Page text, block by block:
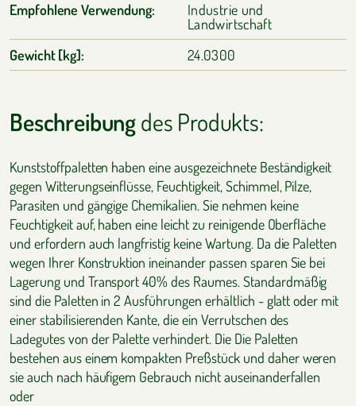
Empfohlene Verwendung:
Industrie und
Landwirtschaft
Gewicht [kg]:
24.0300
Beschreibungdes Produkts:
Kunststoffpaletten haben eine ausgezeichnete Beständigkeit
gegen Witterungseinflüsse, Feuchtigkeit, Schimmel, Pilze,
Parasiten und gängige Chemikalien. Sie nehmen keine
Feuchtigkeit auf, haben eine leicht zu reinigende Oberfläche
und erfordern auch langfristig keine Wartung. Da die Paletten
wegen Ihrer Konstruktion ineinander passen sparen Sie bei
Lagerung und Transport 40% des Raumes. Standardmäßig
sind die Paletten in 2 Ausführungen erhältlich - glatt oder mit
einer stabilisierenden Kante, die ein Verrutschen des
Ladegutes von der Palette verhindert. Die Die Paletten
bestehen aus einem kompakten Preßstück und daher weren
sie auch nach häufigem Gebrauch nicht auseinanderfallen
oder